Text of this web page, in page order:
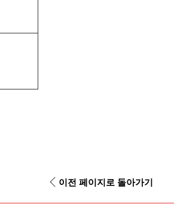
이전 페이지로 돌아가기